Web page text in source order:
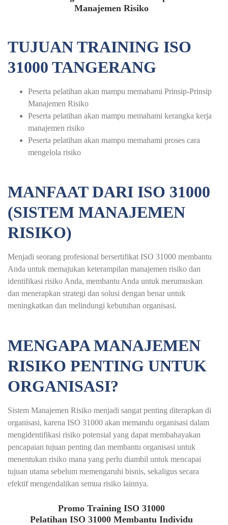
Manajemen Risiko
TUJUAN TRAINING ISO
31000 TANGERANG
Peserta pelatihan akan mampu memahami Prinsip-Prinsip
Manajemen Risiko
Peserta pelatihan akan mampu memahami kerangka kerja
manajemen risiko
Peserta pelatihan akan mampu memahami proses cara
mengelola risiko
MANFAAT DARI ISO 31000
(SISTEM MANAJEMEN
RISIKO)
Menjadi seorang profesional bersertifikat ISO 31000 membantu
Anda untuk memajukan keterampilan manajemen risiko dan
identifikasi risiko Anda, membantu Anda untuk merumuskan
dan menerapkan strategi dan solusi dengan benar untuk
meningkatkan dan melindungi kebutuhan organisasi.
MENGAPA MANAJEMEN
RISIKO PENTING UNTUK
ORGANISASI?
Sistem Manajemen Risiko menjadi sangat penting diterapkan di
organisasi, karena ISO 31000 akan memandu organisasi dalam
mengidentifikasi risiko potensial yang dapat membahayakan
pencapaian tujuan penting dan membantu organisasi untuk
menentukan risiko mana yang perlu diambil untuk mencapai
tujuan utama sebelum memengaruhi bisnis, sekaligus secara
efektif mengendalikan semua risiko lainnya.
Promo Training ISO 31000
Pelatihan ISO 31000 Membantu Individu